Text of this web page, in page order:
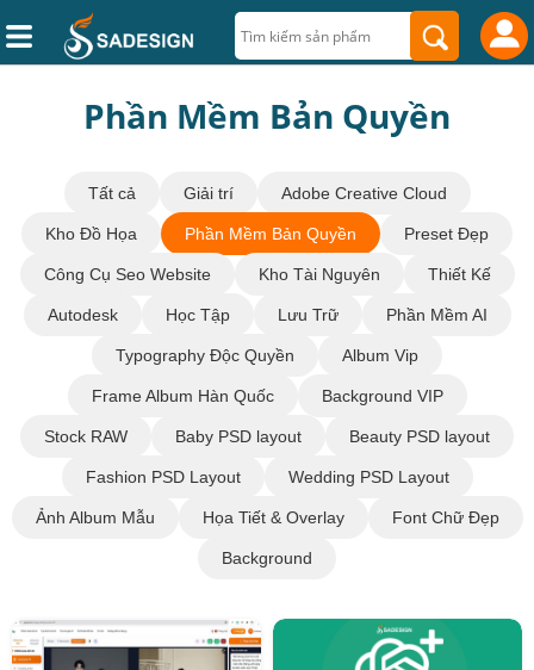
Phần Mềm Bản Quyền
Tất cả Giải trí Adobe Creative Cloud
Kho Đồ Họa Phần Mềm Bản Quyền Preset Đẹp
Công Cụ Seo Website Kho Tài Nguyên Thiết Kế
Autodesk Học Tập Lưu Trữ Phần Mềm AI
Typography Độc Quyền Album Vip
Frame Album Hàn Quốc Background VIP
Stock RAW Baby PSD layout Beauty PSD layout
Fashion PSD Layout Wedding PSD Layout
Ảnh Album Mẫu Họa Tiết & Overlay Font Chữ Đẹp
Background